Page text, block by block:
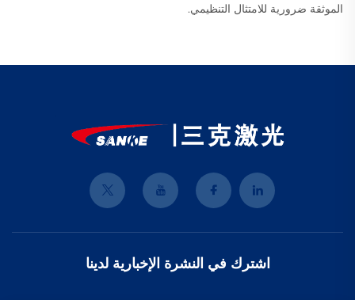
الموثقة ضرورية للامتثال التنظيمي.
اشترك في النشرة الإخبارية لدينا